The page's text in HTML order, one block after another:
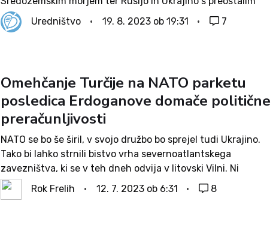
svetom. Le 500 kilometrov stran, čez Črno morje, v Ukrajini
divja vojna. Od popolne invazije februarja...
Uredništvo 19. 8. 2023 ob 19:31 7
Omehčanje Turčije na NATO parketu
posledica Erdoganove domače politične
preračunljivosti
NATO se bo še širil, v svojo družbo bo sprejel tudi Ukrajino.
Tako bi lahko strnili bistvo vrha severnoatlantskega
zavezništva, ki se v teh dneh odvija v litovski Vilni. Ni
skrivnost, da imajo članice na razvoj zavezništva različne
poglede, včasih...
Rok Frelih 12. 7. 2023 ob 6:31 8